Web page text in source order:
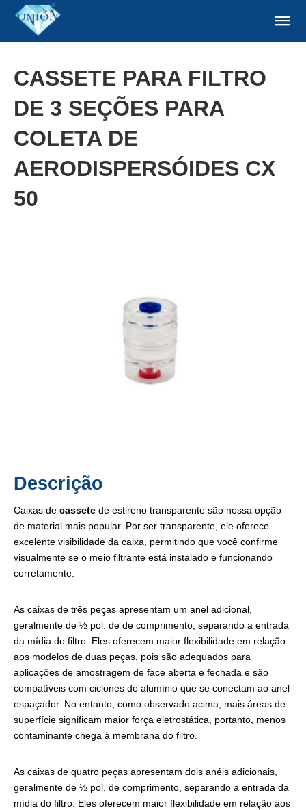
CASSETE PARA FILTRO
DE 3 SEÇÕES PARA
COLETA DE
AERODISPERSÓIDES CX
50
Descrição
Caixas de cassete de estireno transparente são nossa opção
de material mais popular. Por ser transparente, ele oferece
excelente visibilidade da caixa, permitindo que você confirme
visualmente se o meio filtrante está instalado e funcionando
corretamente.
As caixas de três peças apresentam um anel adicional,
geralmente de ½ pol. de de comprimento, separando a entrada
da mídia do filtro. Eles oferecem maior flexibilidade em relação
aos modelos de duas peças, pois são adequados para
aplicações de amostragem de face aberta e fechada e são
compatíveis com ciclones de alumínio que se conectam ao anel
espaçador. No entanto, como observado acima, mais áreas de
superfície significam maior força eletrostática, portanto, menos
contaminante chega à membrana do filtro.
As caixas de quatro peças apresentam dois anéis adicionais,
geralmente de ½ pol. de comprimento, separando a entrada da
mídia do filtro. Eles oferecem maior flexibilidade em relação aos